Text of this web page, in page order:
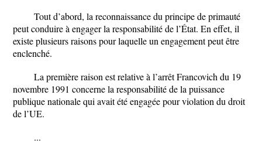
Tout d’abord, la reconnaissance du principe de primauté
peut conduire à engager la responsabilité de l’État. En effet, il
existe plusieurs raisons pour laquelle un engagement peut être
enclenché.
La première raison est relative à l’arrêt Francovich du 19
novembre 1991 concerne la responsabilité de la puissance
publique nationale qui avait été engagée pour violation du droit
de l’UE.
...